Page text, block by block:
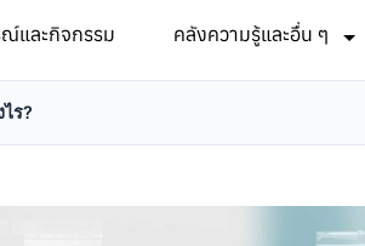
ณ์และกิจกรรม คลังความรู้และอื่น ๆ
ร?